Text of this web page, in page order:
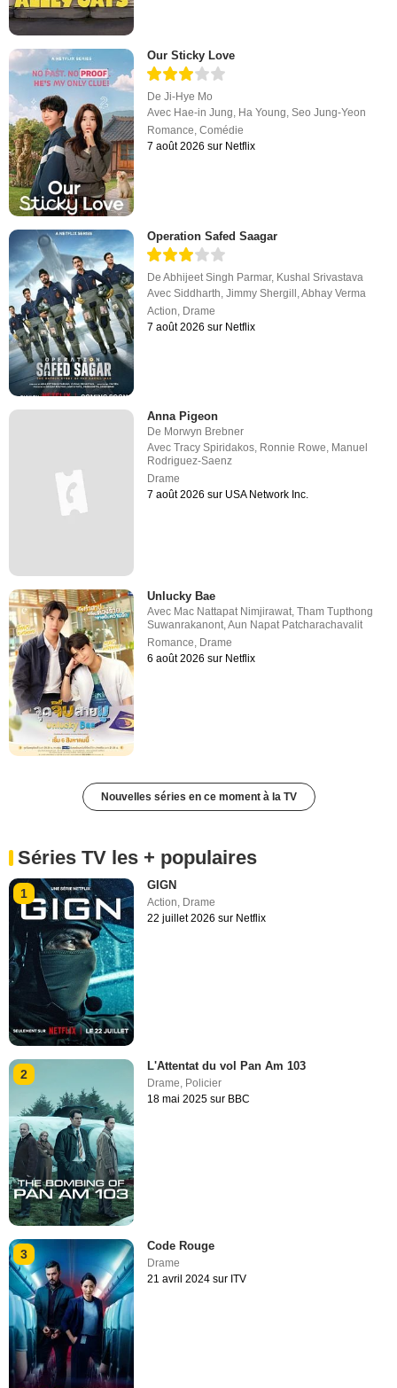
Our Sticky Love
DeJi-Hye Mo
Avec Hae-in Jung, Ha Young,Seo Jung-Yeon
Romance,Comédie
7 août 2026 sur Netflix
Operation Safed Saagar
DeAbhijeet Singh Parmar, Kushal Srivastava
AvecSiddharth ,Jimmy Shergill ,Abhay Verma
Action Drame
7 août 2026 sur Netflix
Anna Pigeon
De Morwyn Brebner
AvecTracy Spiridakos, Ronnie Rowe, Manuel
Rodriguez-Saenz
Drame
7 août 2026 sur USA Network Inc.
Unlucky Bae
Avec Mac Nattapat Nimjirawat,Tham Tupthong
Suwanrakanont,Aun Napat Patcharachavalit
Romance, Drame
6 août 2026 sur Netflix
Nouvelles séries en ce moment à la TV
Séries TV les + populaires
1
GIGN
Action, Drame
22 juillet 2026 sur Netflix
2
L'Attentat du vol Pan Am 103
Drame Policier
18 mai 2025 sur BBC
3
Code Rouge
Drame
21 avril 2024 sur ITV